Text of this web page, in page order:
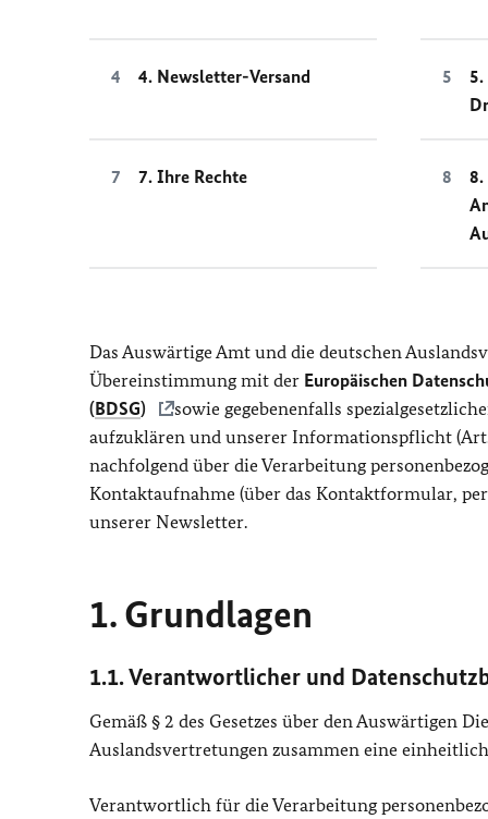
4. Newsletter-Versand
7. Ihre Rechte
Das Auswärtige Amt und die deutschen
Übereinstimmung mit der Europäischen
(BDSG)
sowie gegebenenfalls
aufzuklären und unserer Informationspflicht
nachfolgend über die Verarbeitung
Kontaktaufnahme (über das Kontaktformular,
unserer Newsletter.
1. Grundlagen
1.1. Verantwortlicher und
Gemäß § 2 des Gesetzes über den Auswärtigen
Auslandsvertretungen zusammen eine
Verantwortlich für die Verarbeitung